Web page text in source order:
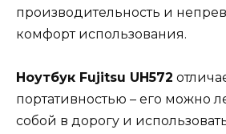
производительность и
комфорт использования.
Ноутбук Fujitsu UH572
портативностью – его можно
собой в дорогу и